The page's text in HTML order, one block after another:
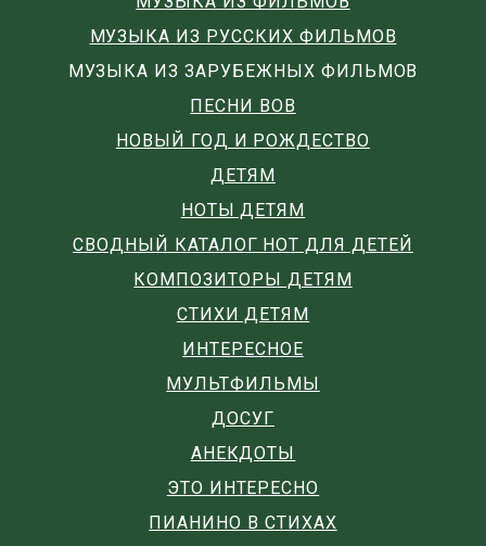
МУЗЫКА ИЗ РУССКИХ ФИЛЬМОВ
МУЗЫКА ИЗ ЗАРУБЕЖНЫХ ФИЛЬМОВ
ПЕСНИ ВОВ
НОВЫЙ ГОД И РОЖДЕСТВО
ДЕТЯМ
НОТЫ ДЕТЯМ
СВОДНЫЙ КАТАЛОГ НОТ ДЛЯ ДЕТЕЙ
КОМПОЗИТОРЫ ДЕТЯМ
СТИХИ ДЕТЯМ
ИНТЕРЕСНОЕ
МУЛЬТФИЛЬМЫ
ДОСУГ
АНЕКДОТЫ
ЭТО ИНТЕРЕСНО
ПИАНИНО В СТИХАХ